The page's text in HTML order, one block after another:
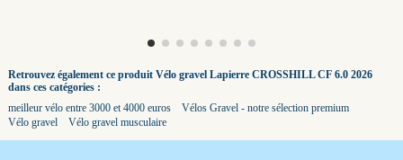
Retrouvez également ce produit Vélo gravel Lapierre CROSSHILL CF 6.0 2026
dans ces catégories :
meilleur vélo entre 3000 et 4000 euros
Vélos Gravel - notre sélection premium
Vélo gravel
Vélo gravel musculaire